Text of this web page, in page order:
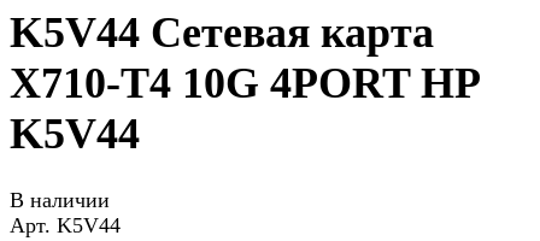
K5V44 Сетевая карта
X710-T4 10G 4PORT HP
K5V44
В наличии
Арт. K5V44